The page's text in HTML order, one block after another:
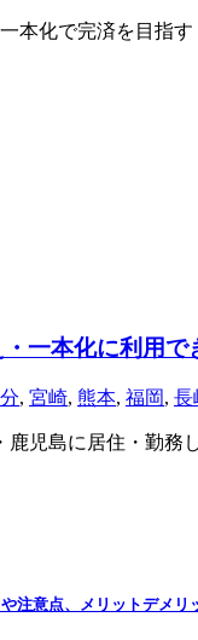
本化で完済を目指す
一本化に利用
, 宮崎, 熊本, 福岡, 長
児島に居住・勤
注意点、メリットデメリ